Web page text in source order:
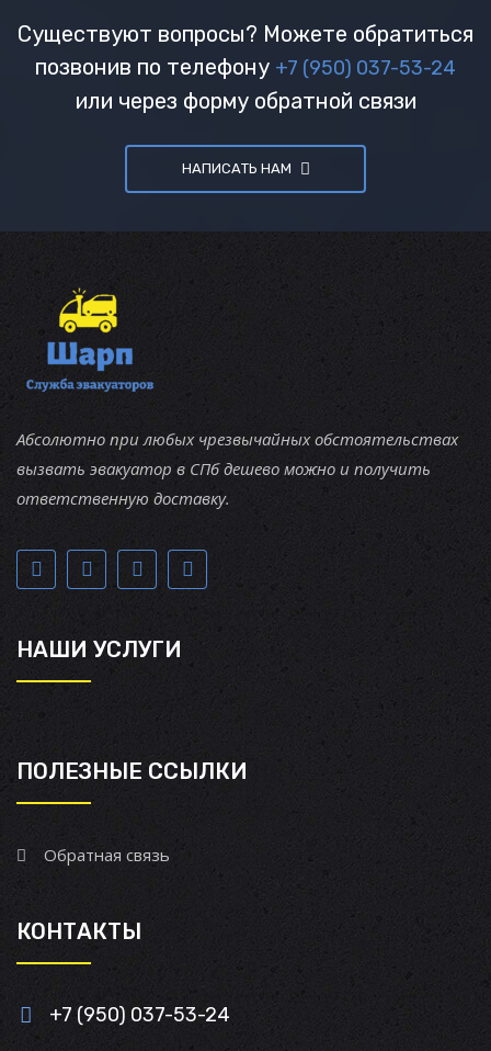
Существуют вопросы? Можете обратиться
позвонив по телефону +7 (950) 037-53-24
или через форму обратной связи
НАПИСАТЬ НАМ
Абсолютно при любых чрезвычайных обстоятельствах
вызвать эвакуатор в СПб дешево можно и получить
ответственную доставку.
НАШИ УСЛУГИ
ПОЛЕЗНЫЕ ССЫЛКИ
Обратная связь
КОНТАКТЫ
+7 (950) 037-53-24